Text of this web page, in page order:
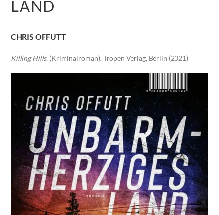
LAND
CHRIS OFFUTT
Killing Hills. (Kriminalroman). Tropen Verlag, Berlin (2021)